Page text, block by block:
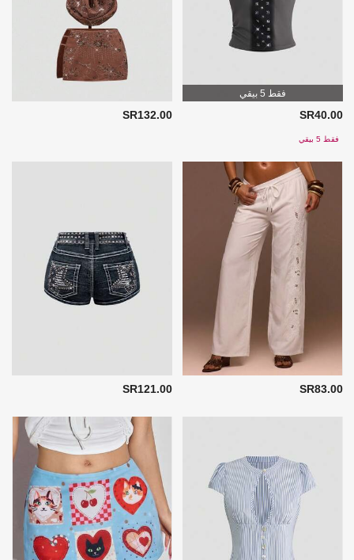
فقط 5 بيقي
SR40.00
فقط 5 بيقي
SR132.00
SR83.00
SR121.00